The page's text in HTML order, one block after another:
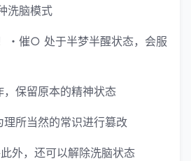
洗脑模式
・催○ 处于半梦半醒状态，会服
保留原本的精神状态
所当然的常识进行篡改
外，还可以解除洗脑状态